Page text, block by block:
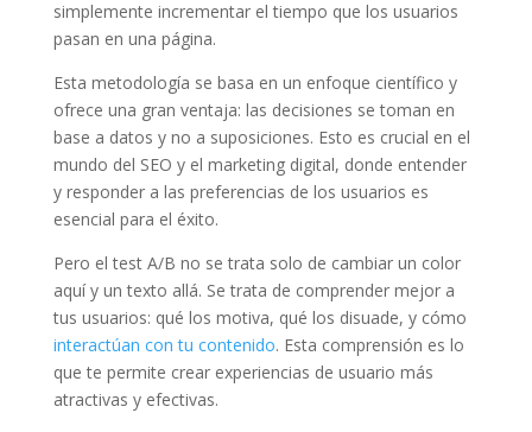
simplemente incrementar el tiempo que los usuarios
pasan en una página.
Esta metodología se basa en un enfoque científico y
ofrece una gran ventaja: las decisiones se toman en
base a datos y no a suposiciones. Esto es crucial en el
mundo del SEO y el marketing digital, donde entender
y responder a las preferencias de los usuarios es
esencial para el éxito.
Pero el test A/B no se trata solo de cambiar un color
aquí y un texto allá. Se trata de comprender mejor a
tus usuarios: qué los motiva, qué los disuade, y cómo
interactúan con tu contenido. Esta comprensión es lo
que te permite crear experiencias de usuario más
atractivas y efectivas.